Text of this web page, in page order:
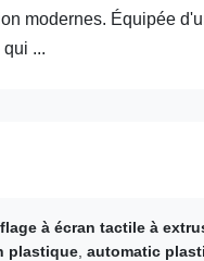
modernes. Équipée
...
à écran tactile à
plastique automatic